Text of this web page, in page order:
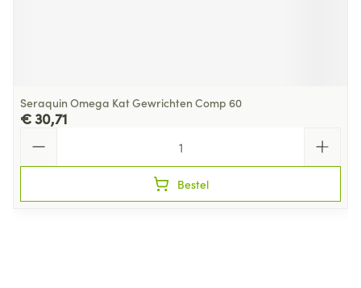
Seraquin Omega Kat Gewrichten Comp 60
€ 30,71
Bestel